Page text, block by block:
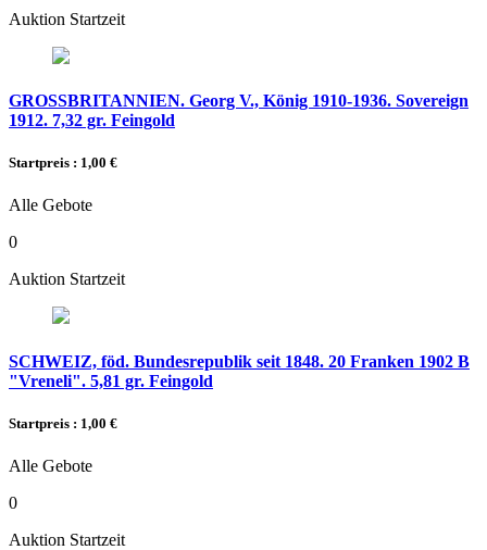
Auktion Startzeit
GROSSBRITANNIEN. Georg V., König 1910-1936. Sovereign
1912. 7,32 gr. Feingold
Startpreis : 1,00 €
Alle Gebote
0
Auktion Startzeit
SCHWEIZ, föd. Bundesrepublik seit 1848. 20 Franken 1902 B
"Vreneli". 5,81 gr. Feingold
Startpreis : 1,00 €
Alle Gebote
0
Auktion Startzeit